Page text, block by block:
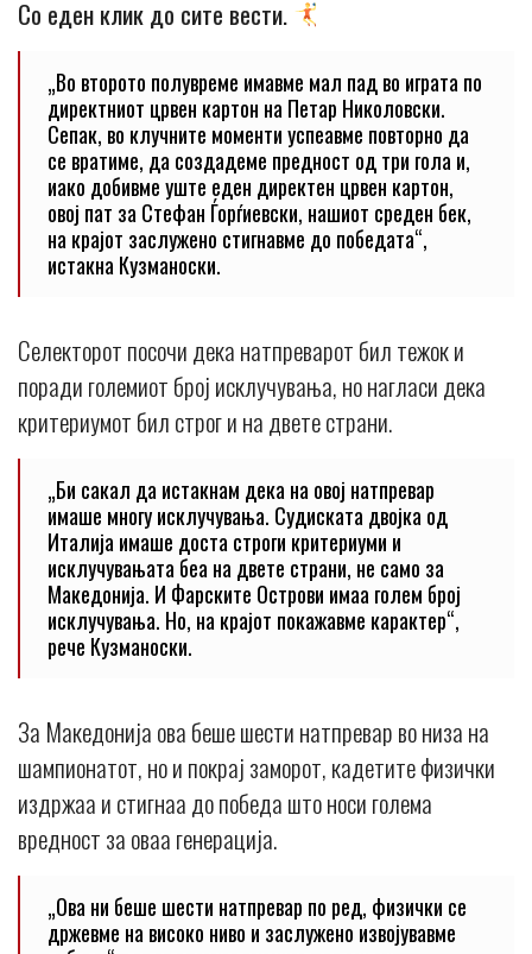
Со еден клик до сите вести.
„Во второто полувреме имавме мал пад во играта по
директниот црвен картон на Петар Николовски.
Сепак, во клучните моменти успеавме повторно да
се вратиме, да создадеме предност од три гола и,
иако добивме уште еден директен црвен картон,
овој пат за Стефан Ѓорѓиевски, нашиот среден бек,
на крајот заслужено стигнавме до победата“,
истакна Кузманоски.
Селекторот посочи дека натпреварот бил тежок и
поради големиот број исклучувања, но нагласи дека
критериумот бил строг и на двете страни.
„Би сакал да истакнам дека на овој натпревар
имаше многу исклучувања. Судиската двојка од
Италија имаше доста строги критериуми и
исклучувањата беа на двете страни, не само за
Македонија. И Фарските Острови имаа голем број
исклучувања. Но, на крајот покажавме карактер“,
рече Кузманоски.
За Македонија ова беше шести натпревар во низа на
шампионатот, но и покрај заморот, кадетите физички
издржаа и стигнаа до победа што носи голема
вредност за оваа генерација.
„Ова ни беше шести натпревар по ред, физички се
држевме на високо ниво и заслужено извојувавме